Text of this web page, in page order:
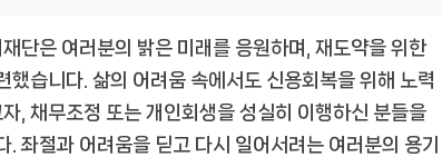
단은 여러분의 밝은 미래를 응원하며, 재도약을 위한
했습니다. 삶의 어려움 속에서도 신용회복을 위해 노력
, 채무조정 또는 개인회생을 성실히 이행하신 분들을
좌절과 어려움을 딛고 다시 일어서려는 여러분의 용기